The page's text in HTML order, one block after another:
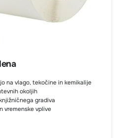
na vlago, tekočine in kemikalije
okoljih
gradiva
vremenske vplive